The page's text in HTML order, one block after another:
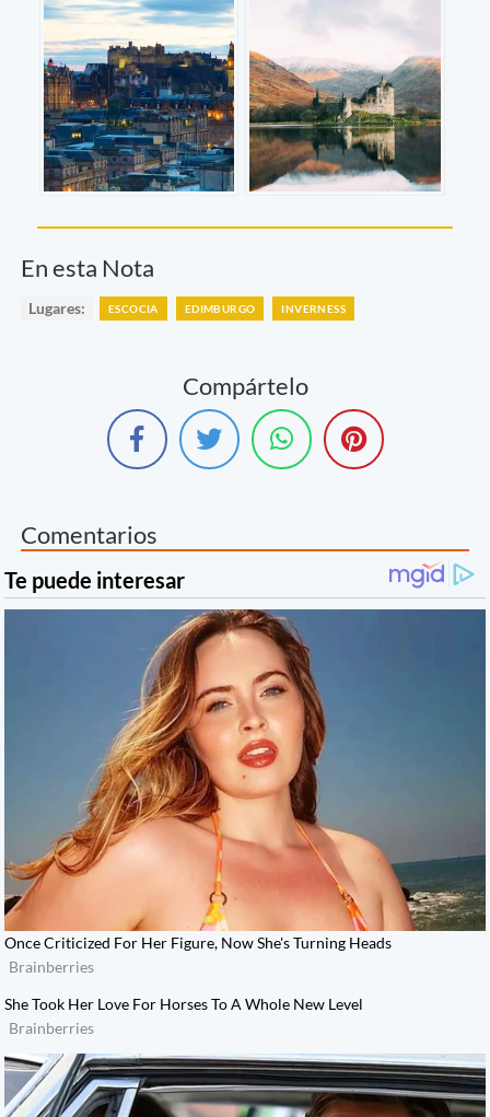
En esta Nota
Lugares: ESCOCIA EDIMBURGO INVERNESS
Compártelo
Comentarios